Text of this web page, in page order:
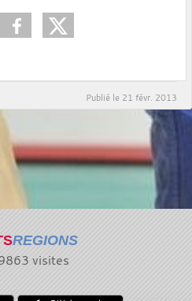
Publié le 21 févr. 2013
REGIONS
visites